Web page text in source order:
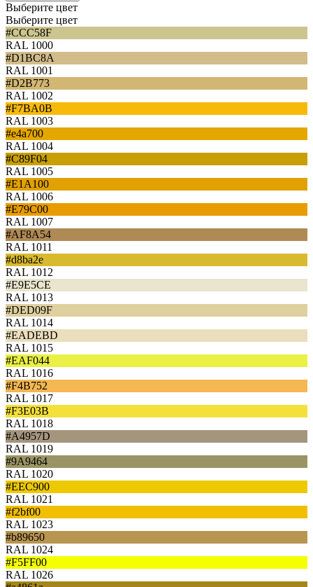
Выберите цвет
Выберите цвет
#CCC58F
RAL 1000
#D1BC8A
RAL 1001
#D2B773
RAL 1002
#F7BA0B
RAL 1003
#e4a700
RAL 1004
#C89F04
RAL 1005
#E1A100
RAL 1006
#E79C00
RAL 1007
#AF8A54
RAL 1011
#d8ba2e
RAL 1012
#E9E5CE
RAL 1013
#DED09F
RAL 1014
#EADEBD
RAL 1015
#EAF044
RAL 1016
#F4B752
RAL 1017
#F3E03B
RAL 1018
#A4957D
RAL 1019
#9A9464
RAL 1020
#EEC900
RAL 1021
#f2bf00
RAL 1023
#b89650
RAL 1024
#F5FF00
RAL 1026